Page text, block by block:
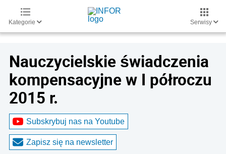
Kategorie Serwisy
Nauczycielskie świadczenia
kompensacyjne w I półroczu
2015 r.
Subskrybuj nas na Youtube
Zapisz się na newsletter